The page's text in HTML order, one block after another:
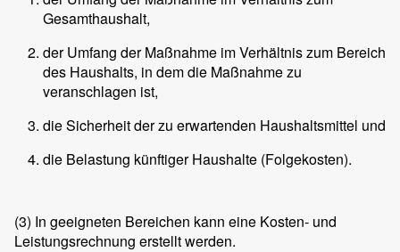
Gesamthaushalt,
der Umfang der Maßnahme im Verhältnis zum Bereich
des Haushalts, in dem die Maßnahme zu
veranschlagen ist,
die Sicherheit der zu erwartenden Haushaltsmittel und
die Belastung künftiger Haushalte (Folgekosten).
(3) In geeigneten Bereichen kann eine Kosten- und
Leistungsrechnung erstellt werden.